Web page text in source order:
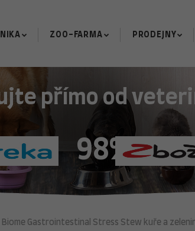
ZOO-FARMA PRODEJNY
přímo od
98%
Biome Gastrointestinal Stress Stew kuře a